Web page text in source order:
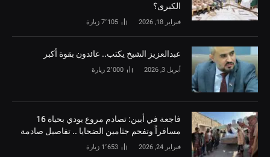
الكبرى؟
فبراير 18, 2026 7٬105 زيارة
‏عبدالعزيز الشيخ يكتب.. عائدون بقوة أكبر
أبريل 3, 2026 2٬000 زيارة
فاجعة في أبين: تصادم مروع يودي بحياة 16
مسافراً وتفحم جثامين الضحايا .. تفاصيل صادمة
فبراير 24, 2026 1٬653 زيارة